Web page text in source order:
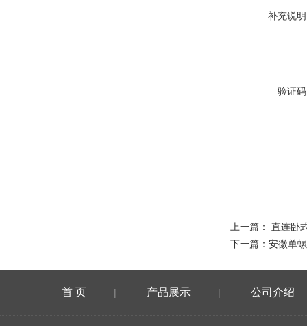
补充说
验证
上一篇： 直连卧
下一篇： 安徽单
首 页 | 产品展示 | 公司介绍